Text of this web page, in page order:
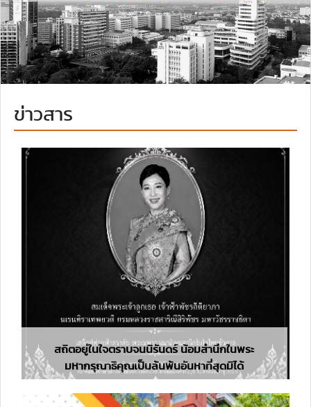
ข่าวสาร
สถิตอยู่ในใจตราบจนนิรันดร์ น้อมสำนึกในพระ
มหากรุณาธิคุณเป็นล้นพ้นอันหาที่สุดมิได้